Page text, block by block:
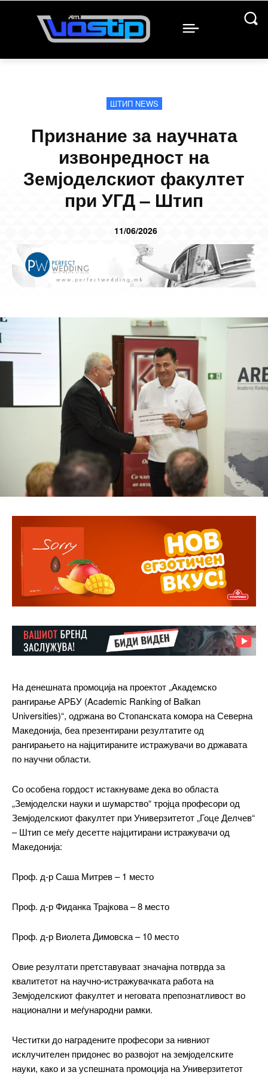
━ pricing plans
Free
бесплатно / forever
ШТИП NEWS
Признание за научната
извонредност на
Земјоделскиот факултет
при УГД – Штип
11/06/2026
На денешната промоција на проектот „Академско
рангирање АРБУ (Academic Ranking of Balkan
Universities)“, одржана во Стопанската комора на Северна
Македонија, беа презентирани резултатите од
рангирањето на најцитираните истражувачи во државата
по научни области.
Со особена гордост истакнуваме дека во областа
„Земјоделски науки и шумарство“ тројца професори од
Земјоделскиот факултет при Универзитетот „Гоце Делчев“
– Штип се меѓу десетте најцитирани истражувачи од
Македонија:
Проф. д-р Саша Митрев – 1 место
Проф. д-р Фиданка Трајкова – 8 место
Проф. д-р Виолета Димовска – 10 место
Овие резултати претставуваат значајна потврда за
квалитетот на научно-истражувачката работа на
Земјоделскиот факултет и неговата препознатливост во
национални и меѓународни рамки.
Честитки до наградените професори за нивниот
исклучителен придонес во развојот на земјоделските
науки, како и за успешната промоција на Универзитетот